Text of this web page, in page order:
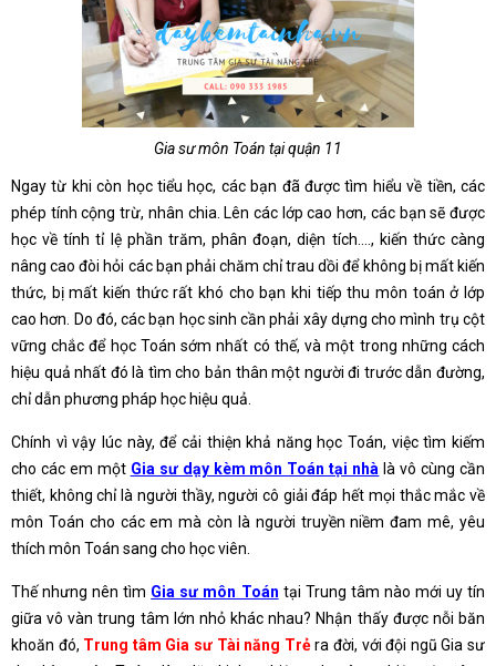
Gia sư môn Toán tại quận 11
Ngay từ khi còn học tiểu học, các bạn đã được tìm hiểu về tiền, các
phép tính cộng trừ, nhân chia. Lên các lớp cao hơn, các bạn sẽ được
học về tính tỉ lệ phần trăm, phân đoạn, diện tích…., kiến thức càng
nâng cao đòi hỏi các bạn phải chăm chỉ trau dồi để không bị mất kiến
thức, bị mất kiến thức rất khó cho bạn khi tiếp thu môn toán ở lớp
cao hơn. Do đó, các bạn học sinh cần phải xây dựng cho mình trụ cột
vững chắc để học Toán sớm nhất có thế, và một trong những cách
hiệu quả nhất đó là tìm cho bản thân một người đi trước dẫn đường,
chỉ dẫn phương pháp học hiệu quả.
Chính vì vậy lúc này, để cải thiện khả năng học Toán, việc tìm kiếm
cho các em một Gia sư dạy kèm môn Toán tại nhà là vô cùng cần
thiết, không chỉ là người thầy, người cô giải đáp hết mọi thắc mắc về
môn Toán cho các em mà còn là người truyền niềm đam mê, yêu
thích môn Toán sang cho học viên.
Thế nhưng nên tìm Gia sư môn Toán tại Trung tâm nào mới uy tín
giữa vô vàn trung tâm lớn nhỏ khác nhau? Nhận thấy được nỗi băn
khoăn đó, Trung tâm Gia sư Tài năng Trẻra đời, với đội ngũ Gia sư